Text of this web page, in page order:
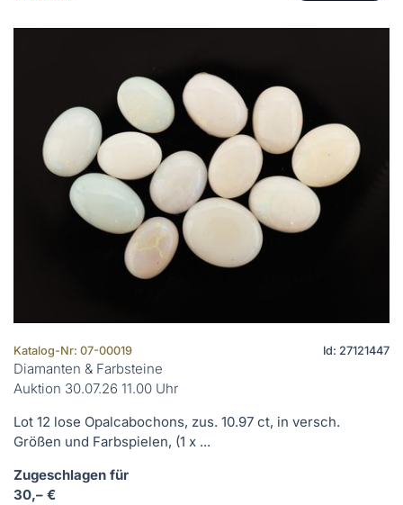
Katalog-Nr: 07-00019 Id: 27121447
Diamanten & Farbsteine
Auktion 30.07.26 11.00 Uhr
Lot 12 lose Opalcabochons, zus. 10.97 ct, in versch.
Größen und Farbspielen, (1 x ...
Zugeschlagen für
30,– €